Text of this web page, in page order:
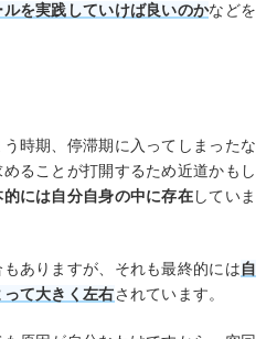
を実践していけば良いのかなどを
時期、停滞期に入ってしまったな
ることが打開するため近道かもし
には自分自身の中に存在していま
ありますが、それも最終的には自
て大きく左右されています。